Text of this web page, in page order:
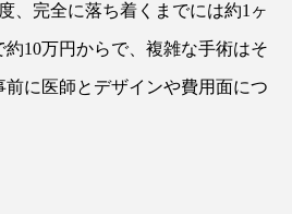
、完全に落ち着くまでには約1ヶ
10万円からで、複雑な手術はそ
に医師とデザインや費用面につ